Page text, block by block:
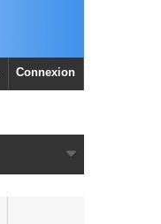
Connexion